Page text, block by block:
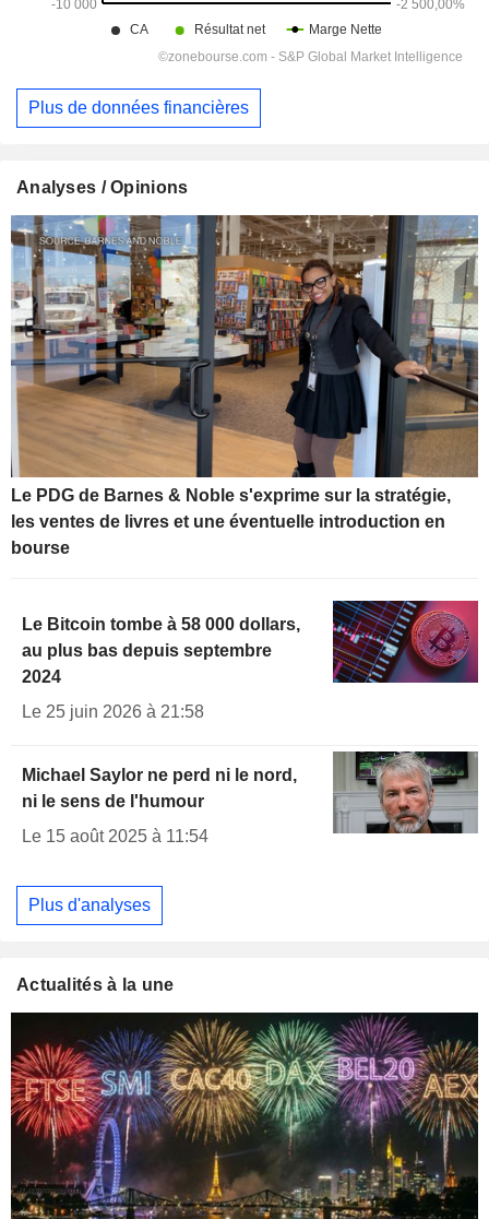
Plus de données financières
Analyses / Opinions
Le PDG de Barnes & Noble s'exprime sur la stratégie,
les ventes de livres et une éventuelle introduction en
bourse
Le Bitcoin tombe à 58 000 dollars,
au plus bas depuis septembre
2024
Le 25 juin 2026 à 21:58
Michael Saylor ne perd ni le nord,
ni le sens de l'humour
Le 15 août 2025 à 11:54
Plus d'analyses
Actualités à la une